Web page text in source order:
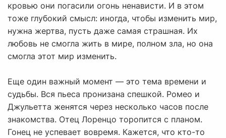
кровью они погасили огонь ненависти. И в этом
тоже глубокий смысл: иногда, чтобы изменить мир,
нужна жертва, пусть даже самая страшная. Их
любовь не смогла жить в мире, полном зла, но она
смогла этот мир изменить.
Еще один важный момент — это тема времени и
судьбы. Вся пьеса пронизана спешкой. Ромео и
Джульетта женятся через несколько часов после
знакомства. Отец Лоренцо торопится с планом.
Гонец не успевает вовремя. Кажется, что кто-то